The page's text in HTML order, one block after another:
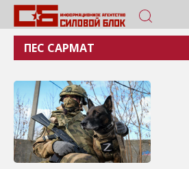
ПЕС САРМАТ